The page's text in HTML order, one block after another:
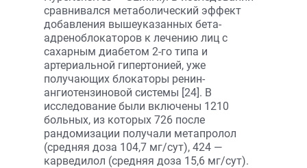
cравнивался метаболический эффект
добавления выше­указанных бета-
адреноблокаторов к лечению лиц с
сахарным диабетом 2-го типа и
артериальной гипертонией, уже
получающих блокаторы ренин-
ангиотензиновой системы [24]. В
исследование были включены 1210
больных, из которых 726 после
рандомизации получали метапролол
(средняя доза 104,7 мг/сут), 424 —
карведилол (средняя доза 15,6 мг/сут).